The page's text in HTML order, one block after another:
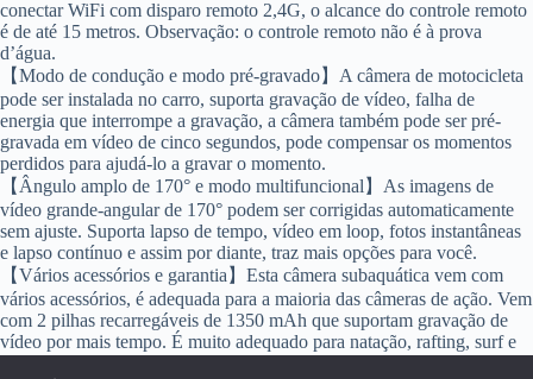
conectar WiFi com disparo remoto 2,4G, o alcance do controle remoto
é de até 15 metros. Observação: o controle remoto não é à prova
d’água.
【Modo de condução e modo pré-gravado】A câmera de motocicleta
pode ser instalada no carro, suporta gravação de vídeo, falha de
energia que interrompe a gravação, a câmera também pode ser pré-
gravada em vídeo de cinco segundos, pode compensar os momentos
perdidos para ajudá-lo a gravar o momento.
【Ângulo amplo de 170° e modo multifuncional】As imagens de
vídeo grande-angular de 170° podem ser corrigidas automaticamente
sem ajuste. Suporta lapso de tempo, vídeo em loop, fotos instantâneas
e lapso contínuo e assim por diante, traz mais opções para você.
【Vários acessórios e garantia】Esta câmera subaquática vem com
vários acessórios, é adequada para a maioria das câmeras de ação. Vem
com 2 pilhas recarregáveis de 1350 mAh que suportam gravação de
vídeo por mais tempo. É muito adequado para natação, rafting, surf e